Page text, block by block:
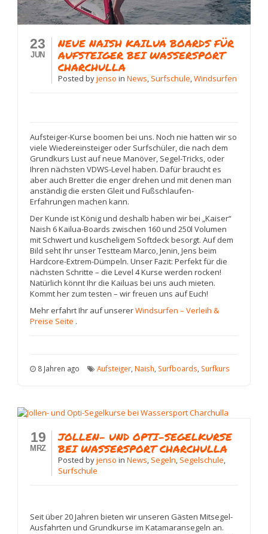
23
JUN
NEUE NAISH KAILUA BOARDS FÜR
AUFSTEIGER BEI WASSERSPORT
CHARCHULLA
PostedbyjensoinNews, Surfschule,Windsurfen
Aufsteiger-Kurse boomen bei uns. Noch nie hatten wir so
viele Wiedereinsteiger oder Surfschüler, die nach dem
Grundkurs Lust auf neue Manöver, Segel-Tricks, oder
Ihren nächsten VDWS-Level haben. Dafür braucht es
aber auch Bretter die enger drehen und mit denen man
anständig die ersten Gleit und Fußschlaufen-
Erfahrungen machen kann.
Der Kunde ist König und deshalb haben wir bei „Kaiser“
Naish 6 Kailua-Boards zwischen 160 und 250l Volumen
mit Schwert und kuscheligem Softdeck besorgt. Auf dem
Bild seht Ihr unser Testteam Marco, Jenin, Jens beim
Hardcore-Extrem-Dümpeln. Unser Fazit: Perfekt für die
nächsten Schritte – die Level 4 Kurse werden rocken!
Natürlich könnt Ihr die Kailuas bei uns auch mieten.
Kommt her zum testen – wir freuen uns auf Euch!
Mehr erfahrt Ihr auf unsererWindsurfen – Verleih &
Preise Seite .
8 Jahren ago Aufsteiger Naish Surfboards Surfkurs
19
MRZ
JOLLEN- UND OPTI-SEGELKURSE
BEI WASSERSPORT CHARCHULLA
PostedbyjensoinNews, Segeln, Segelschule,
Surfschule
Seit über 20 Jahren bieten wir unseren Gästen Mitsegel-
Ausfahrten und Grundkurse im Katamaransegeln an.